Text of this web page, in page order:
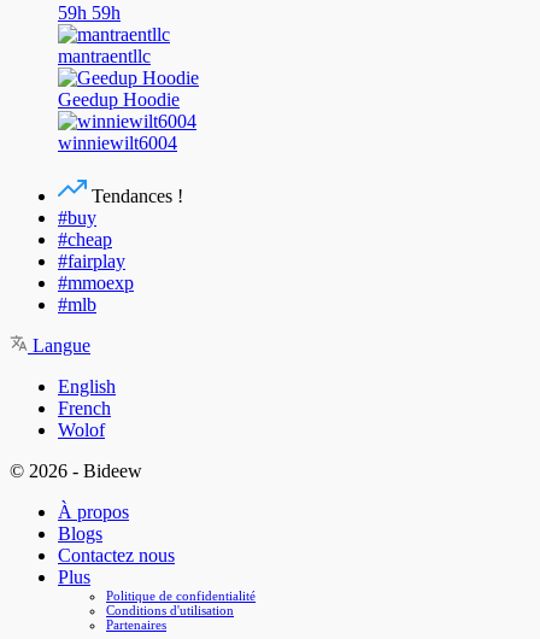
59h 59h
mantraentllc
Geedup Hoodie
winniewilt6004
Tendances !
#buy
#cheap
#fairplay
#mmoexp
#mlb
Langue
English
French
Wolof
© 2026 - Bideew
À propos
Blogs
Contactez nous
Plus
Politique de confidentialité
Conditions d'utilisation
Partenaires